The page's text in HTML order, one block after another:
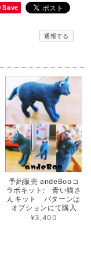
Save
通報する
予約販売 andeBooコ
ラボキット: 青い猫さ
んキット パターンは
オプションにて購入
¥3,400